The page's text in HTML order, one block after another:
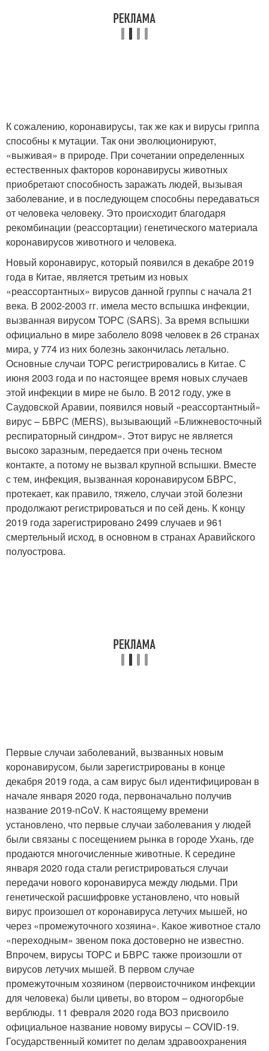
К сожалению, коронавирусы, так же как и вирусы гриппа
способны к мутации. Так они эволюционируют,
«выживая» в природе. При сочетании определенных
естественных факторов коронавирусы животных
приобретают способность заражать людей, вызывая
заболевание, и в последующем способны передаваться
от человека человеку. Это происходит благодаря
рекомбинации (реассортации) генетического материала
коронавирусов животного и человека.
Новый коронавирус, который появился в декабре 2019
года в Китае, является третьим из новых
«реассортантных» вирусов данной группы с начала 21
века. В 2002-2003 гг. имела место вспышка инфекции,
вызванная вирусом ТОРС (SARS). За время вспышки
официально в мире заболело 8098 человек в 26 странах
мира, у 774 из них болезнь закончилась летально.
Основные случаи ТОРС регистрировались в Китае. С
июня 2003 года и по настоящее время новых случаев
этой инфекции в мире не было. В 2012 году, уже в
Саудовской Аравии, появился новый «реассортантный»
вирус – БВРС (MERS), вызывающий «Ближневосточный
респираторный синдром». Этот вирус не является
высоко заразным, передается при очень тесном
контакте, а потому не вызвал крупной вспышки. Вместе
с тем, инфекция, вызванная коронавирусом БВРС,
протекает, как правило, тяжело, случаи этой болезни
продолжают регистрироваться и по сей день. К концу
2019 года зарегистрировано 2499 случаев и 961
смертельный исход, в основном в странах Аравийского
полуострова.
Первые случаи заболеваний, вызванных новым
коронавирусом, были зарегистрированы в конце
декабря 2019 года, а сам вирус был идентифицирован в
начале января 2020 года, первоначально получив
название 2019-nCoV. К настоящему времени
установлено, что первые случаи заболевания у людей
были связаны с посещением рынка в городе Ухань, где
продаются многочисленные животные. К середине
января 2020 года стали регистрироваться случаи
передачи нового коронавируса между людьми. При
генетической расшифровке установлено, что новый
вирус произошел от коронавируса летучих мышей, но
через «промежуточного хозяина». Какое животное стало
«переходным» звеном пока достоверно не известно.
Впрочем, вирусы ТОРС и БВРС также произошли от
вирусов летучих мышей. В первом случае
промежуточным хозяином (первоисточником инфекции
для человека) были циветы, во втором – одногорбые
верблюды. 11 февраля 2020 года ВОЗ присвоило
официальное название новому вирусы – COVID-19.
Государственный комитет по делам здравоохранения